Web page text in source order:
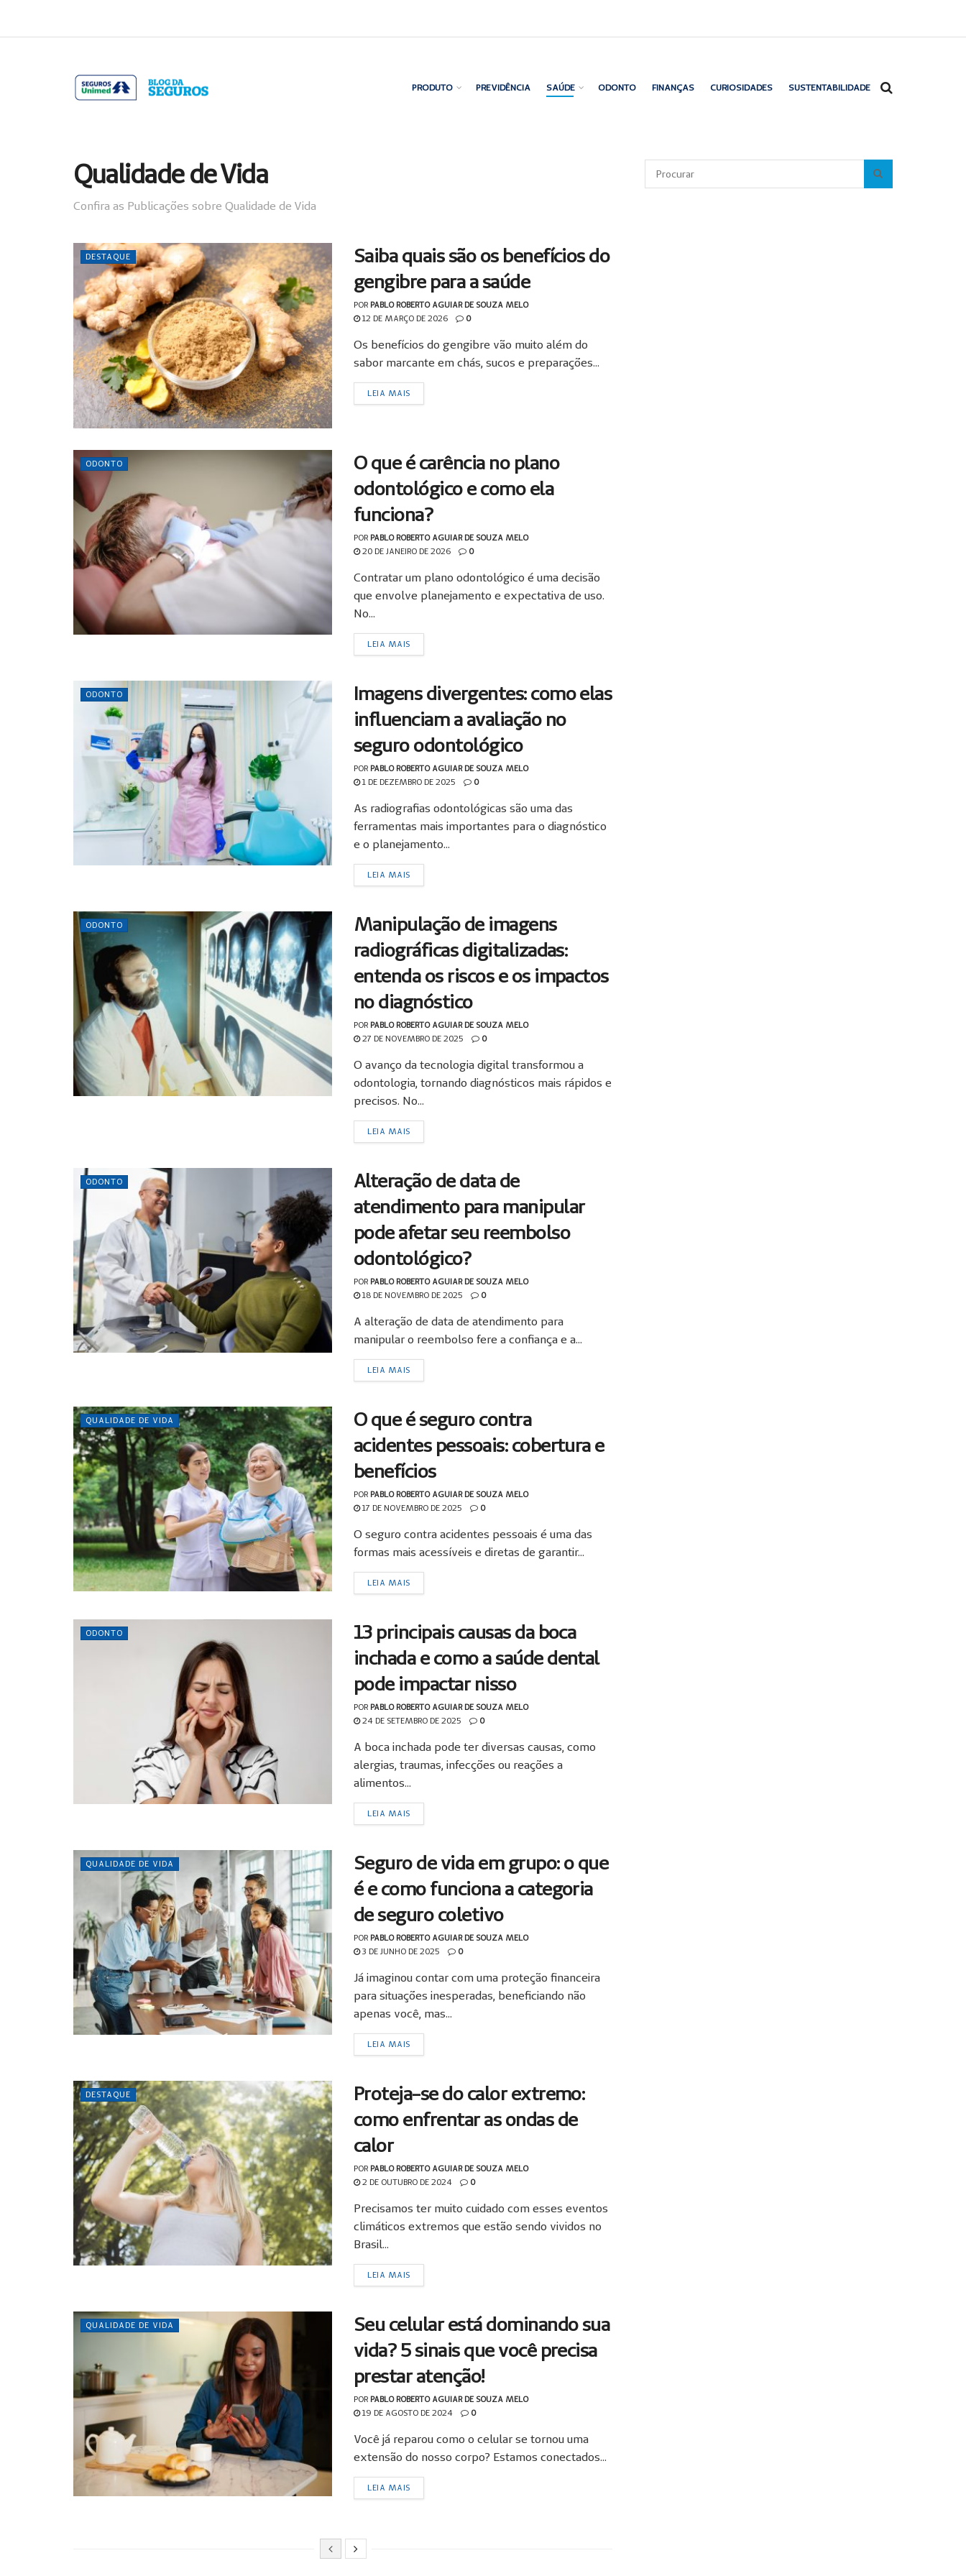
PRODUTO PREVIDÊNCIA SAÚDE ODONTO FINANÇAS CURIOSIDADES SUSTENTABILIDADE
Qualidade de Vida
Confira as Publicações sobre Qualidade de Vida
DESTAQUE
Saiba quais são os benefícios do
gengibre para a saúde
POR PABLO ROBERTO AGUIAR DE SOUZA MELO
12 DE MARÇO DE 2026
0
Os benefícios do gengibre vão muito além do
sabor marcante em chás, sucos e preparações...
LEIA MAIS
ODONTO
O que é carência no plano
odontológico e como ela
funciona?
POR PABLO ROBERTO AGUIAR DE SOUZA MELO
20 DE JANEIRO DE 2026
0
Contratar um plano odontológico é uma decisão
que envolve planejamento e expectativa de uso.
No...
LEIA MAIS
ODONTO
Imagens divergentes: como elas
influenciam a avaliação no
seguro odontológico
POR PABLO ROBERTO AGUIAR DE SOUZA MELO
1 DE DEZEMBRO DE 2025
0
As radiografias odontológicas são uma das
ferramentas mais importantes para o diagnóstico
e o planejamento...
LEIA MAIS
ODONTO
Manipulação de imagens
radiográficas digitalizadas:
entenda os riscos e os impactos
no diagnóstico
POR PABLO ROBERTO AGUIAR DE SOUZA MELO
27 DE NOVEMBRO DE 2025
0
O avanço da tecnologia digital transformou a
odontologia, tornando diagnósticos mais rápidos e
precisos. No...
LEIA MAIS
ODONTO
Alteração de data de
atendimento para manipular
pode afetar seu reembolso
odontológico?
POR PABLO ROBERTO AGUIAR DE SOUZA MELO
18 DE NOVEMBRO DE 2025
0
A alteração de data de atendimento para
manipular o reembolso fere a confiança e a...
LEIA MAIS
QUALIDADE DE VIDA
O que é seguro contra
acidentes pessoais: cobertura e
benefícios
POR PABLO ROBERTO AGUIAR DE SOUZA MELO
17 DE NOVEMBRO DE 2025
0
O seguro contra acidentes pessoais é uma das
formas mais acessíveis e diretas de garantir...
LEIA MAIS
ODONTO
13 principais causas da boca
inchada e como a saúde dental
pode impactar nisso
POR PABLO ROBERTO AGUIAR DE SOUZA MELO
24 DE SETEMBRO DE 2025
0
A boca inchada pode ter diversas causas, como
alergias, traumas, infecções ou reações a
alimentos...
LEIA MAIS
QUALIDADE DE VIDA
Seguro de vida em grupo: o que
é e como funciona a categoria
de seguro coletivo
POR PABLO ROBERTO AGUIAR DE SOUZA MELO
3 DE JUNHO DE 2025
0
Já imaginou contar com uma proteção financeira
para situações inesperadas, beneficiando não
apenas você, mas...
LEIA MAIS
DESTAQUE
Proteja-se do calor extremo:
como enfrentar as ondas de
calor
POR PABLO ROBERTO AGUIAR DE SOUZA MELO
2 DE OUTUBRO DE 2024
0
Precisamos ter muito cuidado com esses eventos
climáticos extremos que estão sendo vividos no
Brasil...
LEIA MAIS
QUALIDADE DE VIDA
Seu celular está dominando sua
vida? 5 sinais que você precisa
prestar atenção!
POR PABLO ROBERTO AGUIAR DE SOUZA MELO
19 DE AGOSTO DE 2024
0
Você já reparou como o celular se tornou uma
extensão do nosso corpo? Estamos conectados...
LEIA MAIS